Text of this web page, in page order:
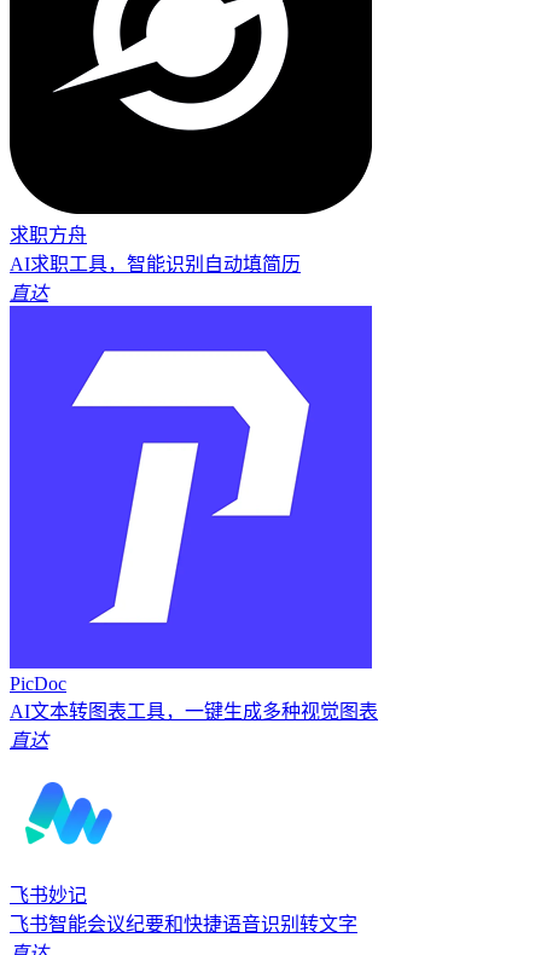
求职方舟
AI求职工具，智能识别自动填简历
直达
PicDoc
AI文本转图表工具，一键生成多种视觉图表
直达
飞书妙记
飞书智能会议纪要和快捷语音识别转文字